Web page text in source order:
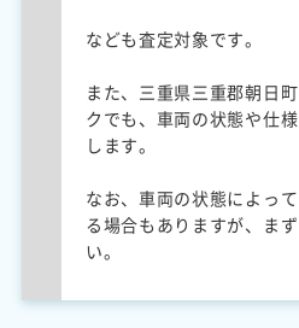
なども査定対象です。
また、三重県三重郡朝日
クでも、車両の状態や仕
します。
なお、車両の状態によっ
る場合もありますが、ま
い。